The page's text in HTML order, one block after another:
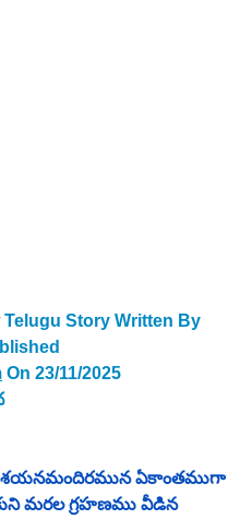
Telugu Story Written By
On 23/11/2025
ఏకాంతముగా
మరల గ్రహణము వీడిన